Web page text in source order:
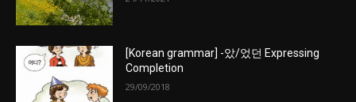
[Korean grammar] -았/었던 Expressing
Completion
29/09/2018